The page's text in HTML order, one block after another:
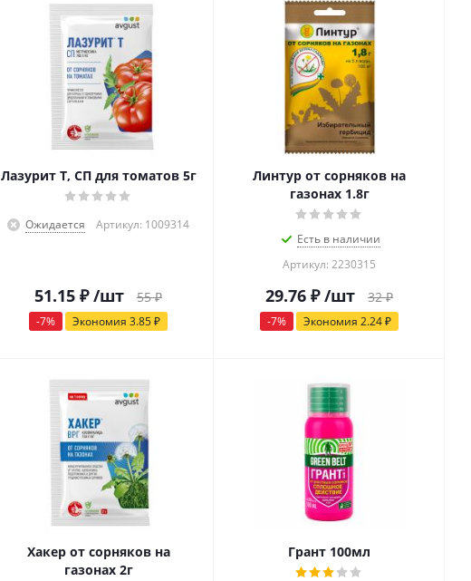
Лазурит Т, СП для томатов 5г
Ожидается Артикул: 1009314
51.15 ₽ /шт 55₽
-7% Экономия 3.85₽
Линтур от сорняков на
газонах 1.8г
Есть в наличии
Артикул: 2230315
29.76 ₽ /шт 32₽
-7% Экономия 2.24₽
Хакер от сорняков на
газонах 2г
Грант 100мл